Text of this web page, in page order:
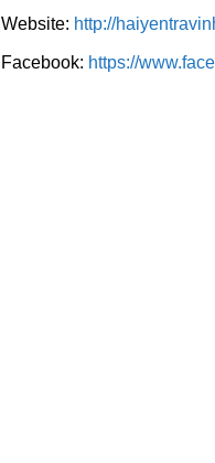
Website: http://
Facebook: https://